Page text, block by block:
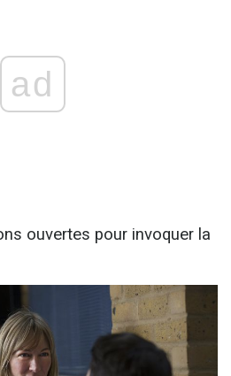
ad
ouvertes pour invoquer la